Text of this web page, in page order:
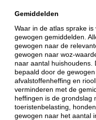
Gemiddelden
Waar in de atlas sprake
gewogen gemiddelden.
gewogen naar de
gewogen naar woz-
naar aantal huishoudens.
bepaald door de
afvalstoffenheffing en
verminderen met de
heffingen is de grondslag
toeristenbelasting,
gewogen naar het aantal